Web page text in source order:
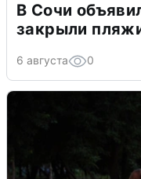
В Сочи
закрыли
6 августа 0